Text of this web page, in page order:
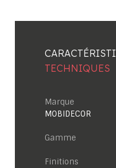
TECHNIQUES
Marque
MOBIDECOR
Gamme
Finitions